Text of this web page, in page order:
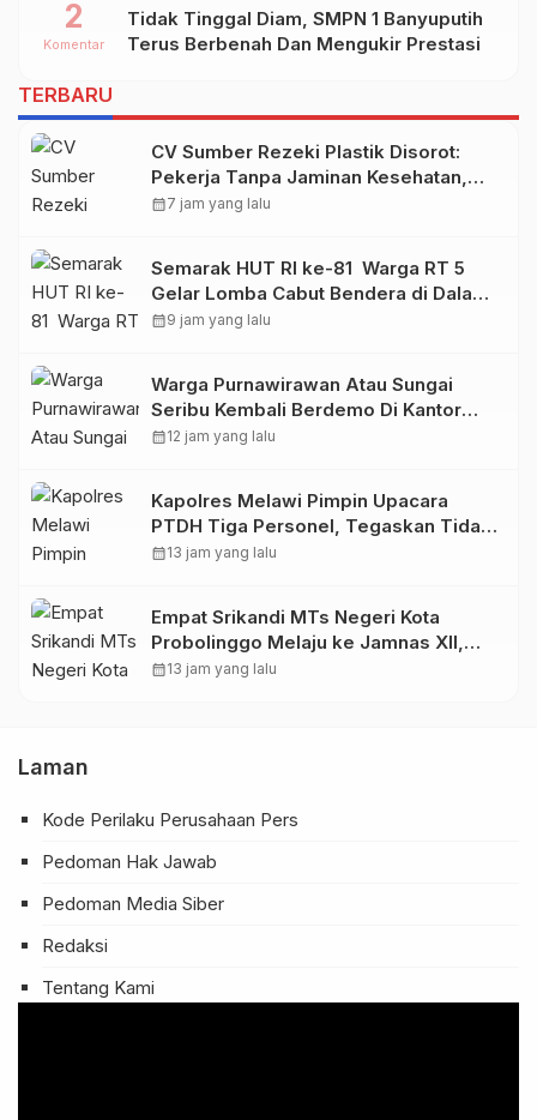
Kab.TUBAN
Tidak Tinggal Diam, SMPN 1 Banyuputih
Terus Berbenah Dan Mengukir Prestasi
2
Komentar
TERBARU
CV Sumber Rezeki Plastik Disorot:
Pekerja Tanpa Jaminan Kesehatan,
Warga Keluhkan Limbah dan Polusi
calendar_month7 jam yang lalu
Semarak HUT RI ke-81 Warga RT 5
Gelar Lomba Cabut Bendera di Dalam
Botol
calendar_month9 jam yang lalu
Warga Purnawirawan Atau Sungai
Seribu Kembali Berdemo Di Kantor
BPN Kubu Raya
calendar_month12 jam yang lalu
Kapolres Melawi Pimpin Upacara
PTDH Tiga Personel, Tegaskan Tidak
Ada Toleransi Terhadap Pelanggaran
calendar_month13 jam yang lalu
Empat Srikandi MTs Negeri Kota
Probolinggo Melaju ke Jamnas XII,
Bawa Nama Madrasah ke Tingkat
calendar_month13 jam yang lalu
Laman
Kode Perilaku Perusahaan Pers
Pedoman Hak Jawab
Pedoman Media Siber
Redaksi
Tentang Kami